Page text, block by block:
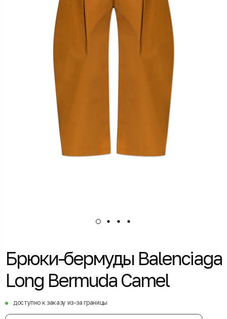
Брюки-бермуды Balenciaga
Long Bermuda Camel
доступно к заказу из-за границы